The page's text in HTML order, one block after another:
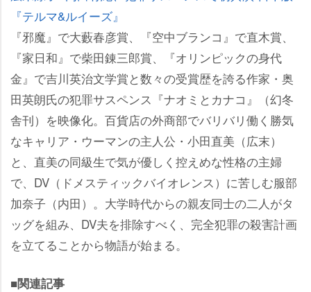
『テルマ&ルイーズ』
『邪魔』で大藪春彦賞、『空中ブランコ』で直木賞、
『家日和』で柴田錬三郎賞、『オリンピックの身代
金』で吉川英治文学賞と数々の受賞歴を誇る作家・奥
田英朗氏の犯罪サスペンス『ナオミとカナコ』（幻冬
舎刊）を映像化。百貨店の外商部でバリバリ働く勝気
なキャリア・ウーマンの主人公・小田直美（広末）
と、直美の同級生で気が優しく控えめな性格の主婦
で、DV（ドメスティックバイオレンス）に苦しむ服部
加奈子（内田）。大学時代からの親友同士の二人がタ
ッグを組み、DV夫を排除すべく、完全犯罪の殺害計画
を立てることから物語が始まる。
■関連記事